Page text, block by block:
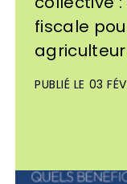
fiscale
PUBLIÉ LE 03